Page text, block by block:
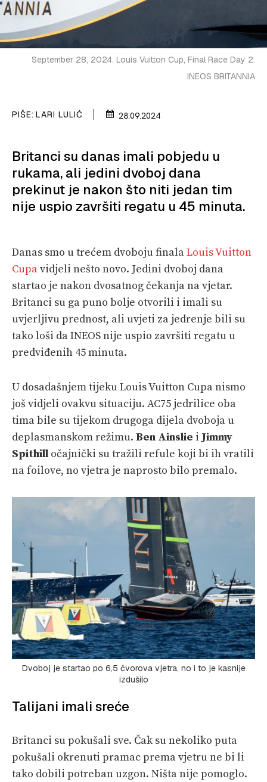
September 28, 2024. Louis Vuitton Cup, Final Race Day 2.
INEOS BRITANNIA
PIŠE: LARI LULIĆ 28.09.2024
Britanci su danas imali pobjedu u
rukama, ali jedini dvoboj dana
prekinut je nakon što niti jedan tim
nije uspio završiti regatu u 45 minuta.
Danas smo u trećem dvoboju finalaLouis Vuitton
Cupavidjeli nešto novo. Jedini dvoboj dana
startao je nakon dvosatnog čekanja na vjetar.
Britanci su ga puno bolje otvorili i imali su
uvjerljivu prednost, ali uvjeti za jedrenje bili su
tako loši da INEOS nije uspio završiti regatu u
predviđenih 45 minuta.
U dosadašnjem tijeku Louis Vuitton Cupa nismo
još vidjeli ovakvu situaciju. AC75 jedrilice oba
tima bile su tijekom drugoga dijela dvoboja u
deplasmanskom režimu. Ben Ainslie i Jimmy
Spithill očajnički su tražili refule koji bi ih vratili
na foilove, no vjetra je naprosto bilo premalo.
Dvoboj je startao po 6,5 čvorova vjetra, no i to je kasnije
izdušilo
Talijani imali sreće
Britanci su pokušali sve. Čak su nekoliko puta
pokušali okrenuti pramac prema vjetru ne bi li
tako dobili potreban uzgon. Ništa nije pomoglo.